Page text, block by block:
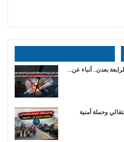
بعدن.. أنباء عن…
وحملة أمنية